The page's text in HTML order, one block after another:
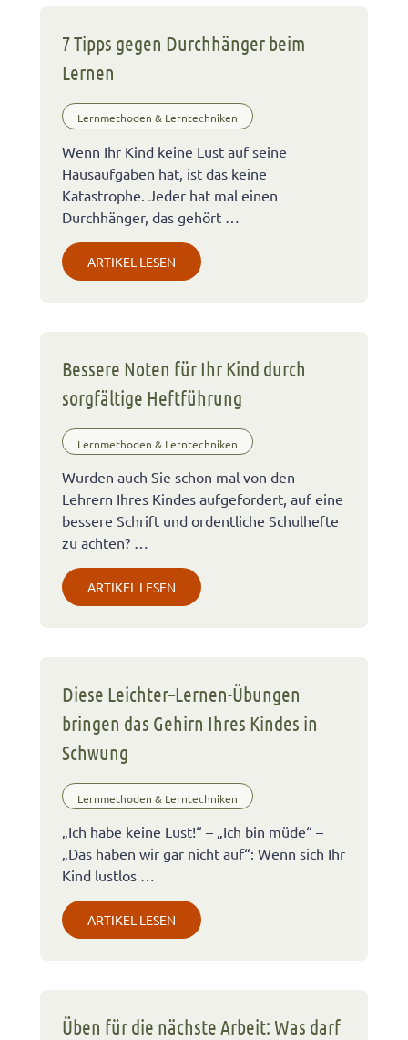
7 Tipps gegen Durchhänger beim
Lernen
Lernmethoden & Lerntechniken
Wenn Ihr Kind keine Lust auf seine
Hausaufgaben hat, ist das keine
Katastrophe. Jeder hat mal einen
Durchhänger, das gehört …
ARTIKEL LESEN
Bessere Noten für Ihr Kind durch
sorgfältige Heftführung
Lernmethoden & Lerntechniken
Wurden auch Sie schon mal von den
Lehrern Ihres Kindes aufgefordert, auf eine
bessere Schrift und ordentliche Schulhefte
zu achten? …
ARTIKEL LESEN
Diese Leichter–Lernen-Übungen
bringen das Gehirn Ihres Kindes in
Schwung
Lernmethoden & Lerntechniken
„Ich habe keine Lust!“ – „Ich bin müde“ –
„Das haben wir gar nicht auf“: Wenn sich Ihr
Kind lustlos …
ARTIKEL LESEN
Üben für die nächste Arbeit: Was darf